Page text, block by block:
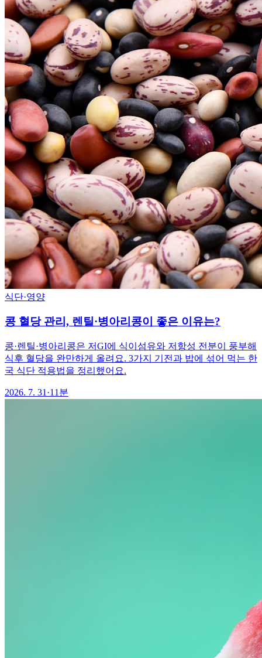
식단·영양
콩 혈당 관리, 렌틸·병아리콩이 좋은 이유는?
콩·렌틸·병아리콩은 저GI에 식이섬유와 저항성 전분이 풍부해
식후 혈당을 완만하게 올려요. 3가지 기전과 밥에 섞어 먹는 한
국 식단 적용법을 정리했어요.
2026. 7. 31 ·11분